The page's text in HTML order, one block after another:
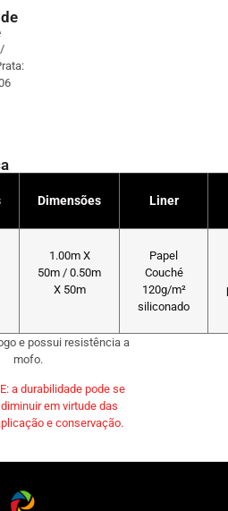
Dimensões Liner
1.00m X
50m / 0.50m
X 50m
Papel
Couché
120g/m²
siliconado
e possui resistência a
mofo.
a durabilidade pode se
em virtude das
e conservação.